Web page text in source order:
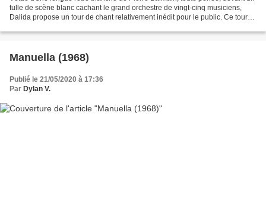
tulle de scène blanc cachant le grand orchestre de vingt-cinq musiciens,
Dalida propose un tour de chant relativement inédit pour le public. Ce tour
Manuella (1968)
Publié le 21/05/2020 à 17:36
Par Dylan V.